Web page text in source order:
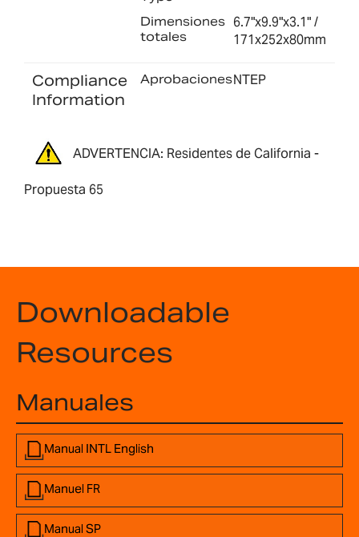
Dimensiones
totales
6.7"x9.9"x3.1" /
171x252x80mm
Compliance
Information
AprobacionesNTEP
ADVERTENCIA: Residentes de California -
Propuesta 65
Downloadable
Resources
Manuales
Manual INTL English
Manuel FR
Manual SP